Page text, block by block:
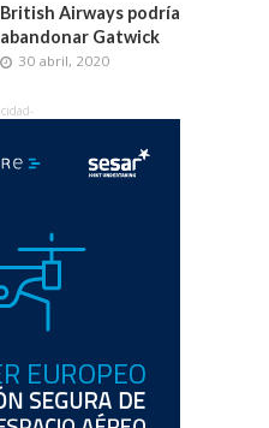
British Airways podría
abandonar Gatwick
30 abril, 2020